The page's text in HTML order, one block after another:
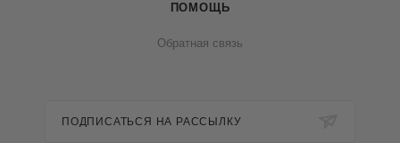
ПОМОЩЬ
Обратная связь
ПОДПИСАТЬСЯ НА РАССЫЛКУ